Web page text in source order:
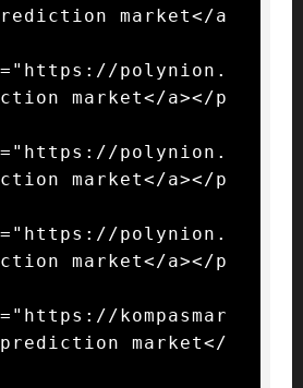
market</a
polynion.
market</a></p
polynion.
market</a></p
polynion.
market</a></p
kompasmar
market</